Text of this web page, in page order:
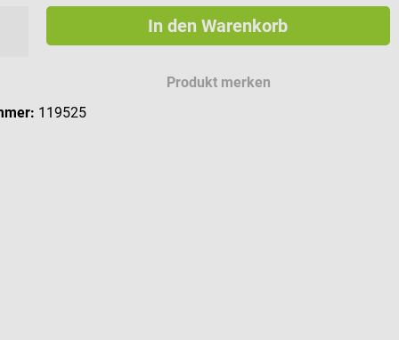
In den Warenkorb
Produkt merken
119525